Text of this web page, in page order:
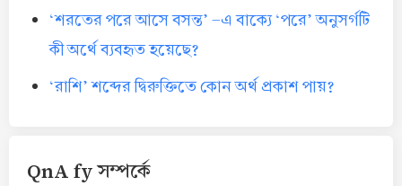
‘শরতের পরে আসে বসন্ত’ -এ বাক্যে ‘পরে’ অনুসর্গটি
কী অর্থে ব্যবহৃত হয়েছে?
‘রাশি’ শব্দের দ্বিরুক্তিতে কোন অর্থ প্রকাশ পায়?
QnA fy সম্পর্কে